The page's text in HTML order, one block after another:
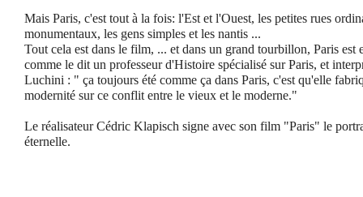
Mais Paris, c'est tout à la fois: l'Est et l'Ouest, les petites rues
monumentaux, les gens simples et les nantis ...
Tout cela est dans le film, ... et dans un grand tourbillon, Paris est
comme le dit un professeur d'Histoire spécialisé sur Paris, et
Luchini : " ça toujours été comme ça dans Paris, c'est qu'elle
modernité sur ce conflit entre le vieux et le moderne."
Le réalisateur Cédric Klapisch signe avec son film "Paris" le
éternelle.